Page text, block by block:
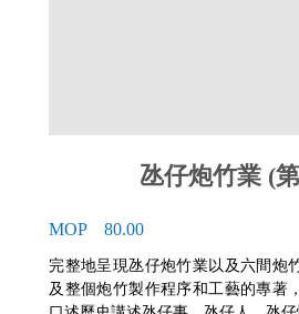
氹仔炮竹業 (
MOP 80.00
完整地呈現氹仔炮竹業以及六間炮
及整個炮竹製作程序和工藝的專著